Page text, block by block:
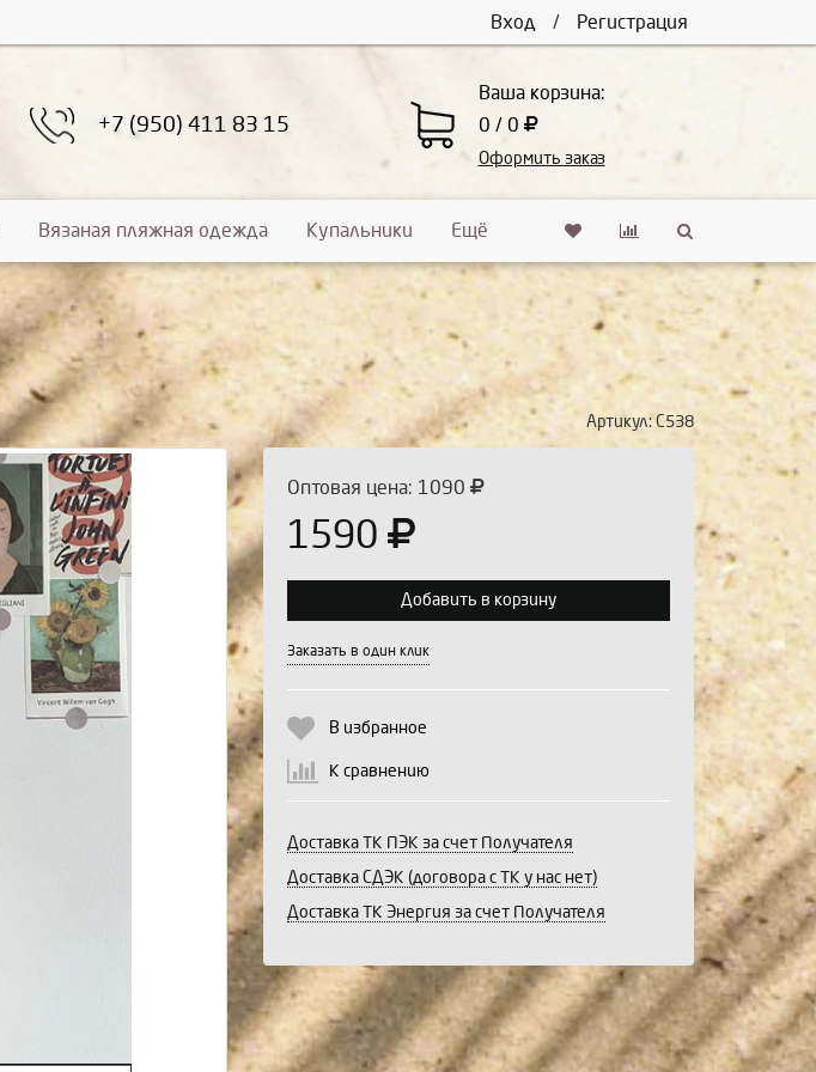
Вход / Регистрация
+7 (950) 411 83 15
Ваша корзина:
0 / 0
Оформить заказ
Вязаная пляжная одежда Купальники Ещё
Артикул:С538
Оптовая цена: 1090
1590
Выберите количество:
Добавить в корзину
Заказать в один клик
В избранное
К сравнению
Доставка ТК ПЭК за счет Получателя
Доставка СДЭК (договора с ТК у нас нет)
Доставка ТК Энергия за счет Получателя